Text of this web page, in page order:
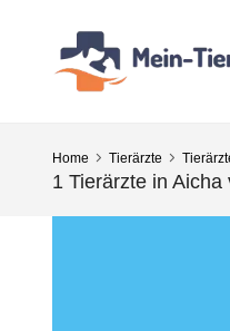
Home Tierärzte
1 Tierärzte in Aicha